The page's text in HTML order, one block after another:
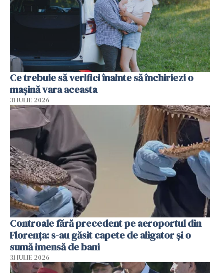
Ce trebuie să verifici înainte să închiriezi o
mașină vara aceasta
31 IULIE 2026
Controale fără precedent pe aeroportul din
Florența: s-au găsit capete de aligator și o
sumă imensă de bani
31 IULIE 2026